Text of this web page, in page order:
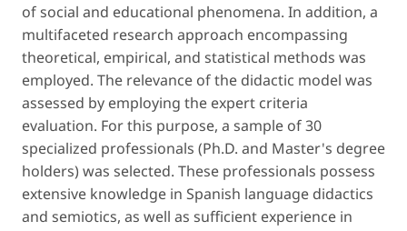
of social and educational phenomena. In addition, a
multifaceted research approach encompassing
theoretical, empirical, and statistical methods was
employed. The relevance of the didactic model was
assessed by employing the expert criteria
evaluation. For this purpose, a sample of 30
specialized professionals (Ph.D. and Master's degree
holders) was selected. These professionals possess
extensive knowledge in Spanish language didactics
and semiotics, as well as sufficient experience in